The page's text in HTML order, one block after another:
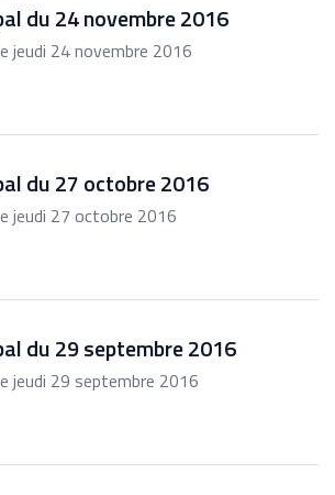
du 24 novembre 2016
jeudi 24 novembre 2016
du 27 octobre 2016
jeudi 27 octobre 2016
du 29 septembre 2016
jeudi 29 septembre 2016